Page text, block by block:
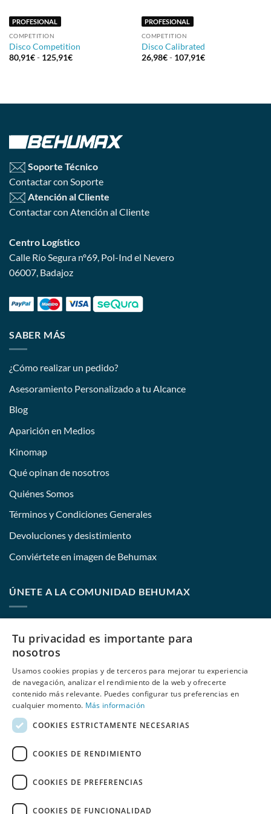
PROFESIONAL
COMPETITION
Disco Competition
80,91€ - 125,91€Rango
125,91€
PROFESIONAL
COMPETITION
Disco Calibrated
26,98€ - 107,91€Rango
107,91€
Soporte Técnico
Contactar con Soporte
Atención al Cliente
Contactar con Atención al Cliente
Centro Logístico
Calle Río Segura nº69, Pol-Ind el Nevero
06007, Badajoz
SABER MÁS
¿Cómo realizar un pedido?
Asesoramiento Personalizado a tu Alcance
Blog
Aparición en Medios
Kinomap
Qué opinan de nosotros
Quiénes Somos
Términos y Condiciones Generales
Devoluciones y desistimiento
Conviértete en imagen de Behumax
ÚNETE A LA COMUNIDAD BEHUMAX
E-mail:
He leído y acepto las políticas de privacidadde Behumax
Tu privacidad es importante para
nosotros
Usamos cookies propias y de terceros para mejorar tu experiencia
de navegación, analizar el rendimiento de la web y ofrecerte
contenido más relevante. Puedes configurar tus preferencias en
cualquier momento. Más información
COOKIES ESTRICTAMENTE NECESARIAS
COOKIES DE RENDIMIENTO
COOKIES DE PREFERENCIAS
COOKIES DE FUNCIONALIDAD